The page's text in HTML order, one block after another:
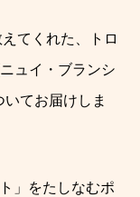
てくれた、トロ
ニュイ・ブランシ
いてお届けしま
」をたしなむポ